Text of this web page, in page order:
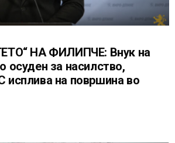
НА ФИЛИПЧЕ: Внук на
осуден за насилство,
исплива на површина во